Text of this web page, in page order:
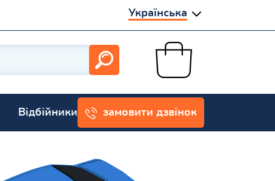
Українська
Відбійники замовити дзвінок